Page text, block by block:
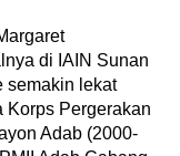
di IAIN Sunan
semakin lekat
Korps Pergerakan
Adab (2000-